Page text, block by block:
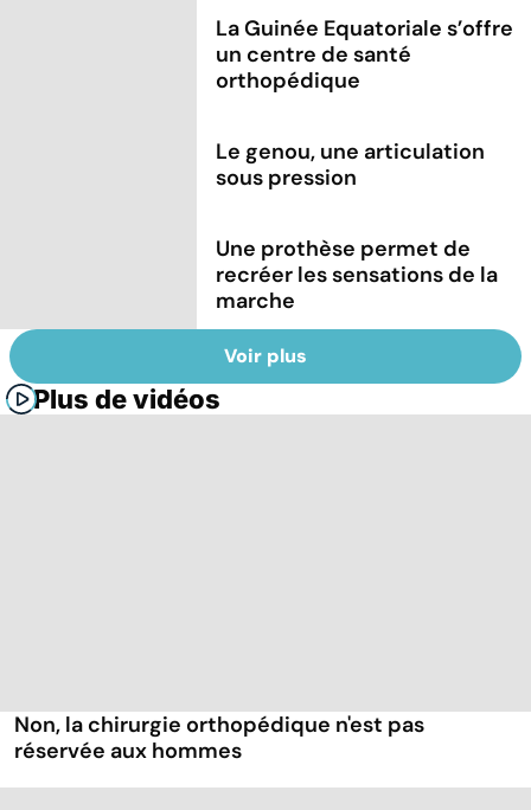
La Guinée Equatoriale s’offre
un centre de santé
orthopédique
Le genou, une articulation
sous pression
Une prothèse permet de
recréer les sensations de la
marche
Voir plus
Plus de vidéos
Non, la chirurgie orthopédique n'est pas
réservée aux hommes